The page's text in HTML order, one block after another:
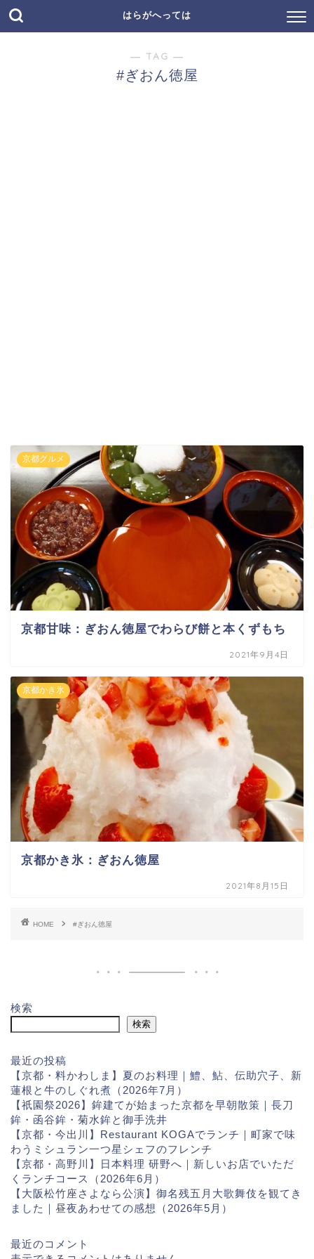
はらがへっては
― TAG ―
#ぎおん徳屋
京都グルメ
京都甘味：ぎおん徳屋でわらび餅と本くずもち
2021年9月4日
京都かき氷
京都かき氷：ぎおん徳屋
2021年8月15日
HOME #ぎおん徳屋
検索
検索
最近の投稿
【京都・料かわしま】夏のお料理｜鱧、鮎、伝助穴子、新
蓮根と牛のしぐれ煮（2026年7月）
【祇園祭2026】鉾建てが始まった京都を早朝散策｜長刀
鉾・函谷鉾・菊水鉾と御手洗井
【京都・今出川】Restaurant KOGAでランチ｜町家で味
わうミシュラン一つ星シェフのフレンチ
【京都・高野川】日本料理 研野へ｜新しいお店でいただ
くランチコース（2026年6月）
【大阪松竹座さよなら公演】御名残五月大歌舞伎を観てき
ました｜昼夜あわせての感想（2026年5月）
最近のコメント